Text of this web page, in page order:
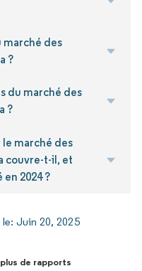
marché des
?
du marché des
?
marché des
couvre-t-il, et
2024 ?
Juin 20, 2025
de rapports